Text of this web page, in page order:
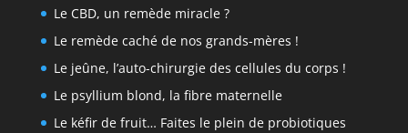
Le CBD, un remède miracle ?
Le remède caché de nos grands-mères !
Le jeûne, l’auto-chirurgie des cellules du corps !
Le psyllium blond, la fibre maternelle
Le kéfir de fruit… Faites le plein de probiotiques